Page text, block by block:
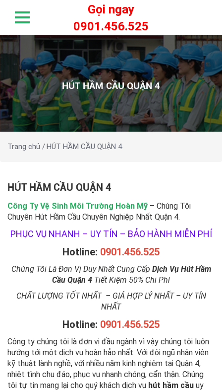
Gọi ngay
0901.456.525
HÚT HẦM CẦU QUẬN 4
Trang chủ /HÚT HẦM CẦU QUẬN 4
HÚT HẦM CẦU QUẬN 4
Công Ty Vệ Sinh Môi Trường Hoàn Mỹ – Chúng Tôi
Chuyên Hút Hầm Cầu Chuyên Nghiệp Nhất Quận 4.
PHỤC VỤ NHANH – UY TÍN – BẢO HÀNH MIỄN PHÍ
Hotline: 0901.456.525
Chúng Tôi Là Đơn Vị Duy Nhất Cung Cấp Dịch Vụ Hút Hầm
Cầu Quận 4 Tiết Kiệm 50% Chi Phí
CHẤT LƯỢNG TỐT NHẤT – GIÁ HỢP LÝ NHẤT – UY TÍN
NHẤT
Hotline: 0901.456.525
Công ty chúng tôi là đơn vị đầu ngành vì vậy chúng tôi luôn
hướng tới một dịch vụ hoàn hảo nhất. Với đội ngũ nhân viên
kỹ thuật lành nghề, với nhiều năm kinh nghiệm tại Quận 4,
nhiệt tình chu đáo, phục vụ nhanh chóng, cẩn thận. Chúng
tôi tự tin mang lại cho quý khách dịch vụ hút hầm cầu uy